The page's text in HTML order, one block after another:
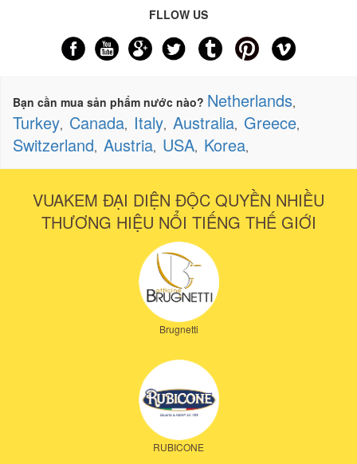
FLLOW US
Bạn cần mua sản phẩm nước nào? Netherlands,
Turkey, Canada, Italy, Australia, Greece,
Switzerland, Austria, USA, Korea,
VUAKEM ĐẠI DIỆN ĐỘC QUYỀN NHIỀU
THƯƠNG HIỆU NỔI TIẾNG THẾ GIỚI
Brugnetti
RUBICONE